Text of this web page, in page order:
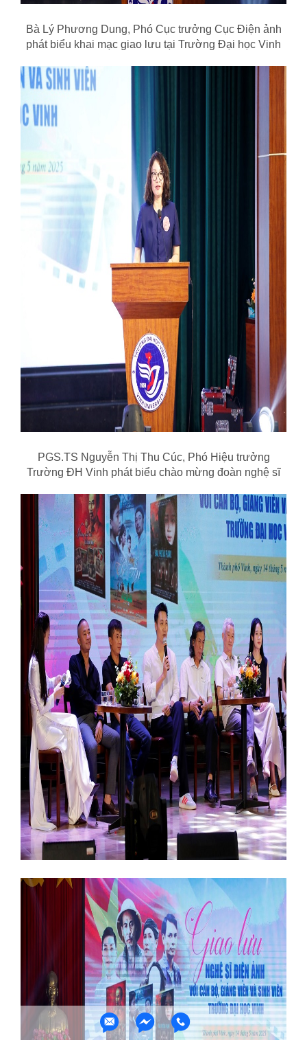
Bà Lý Phương Dung, Phó Cục trưởng Cục Điện ảnh
phát biểu khai mạc giao lưu tại Trường Đại học Vinh
PGS.TS Nguyễn Thị Thu Cúc, Phó Hiệu trưởng
Trường ĐH Vinh phát biểu chào mừng đoàn nghệ sĩ